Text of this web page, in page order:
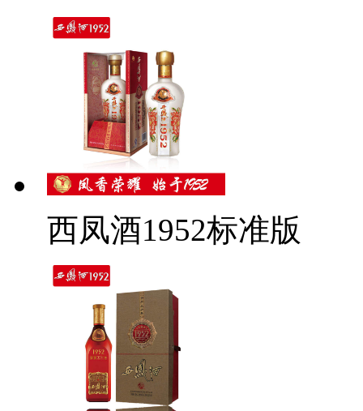
西凤酒1952标准版